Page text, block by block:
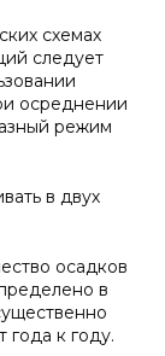
схемах
следует
осреднении
режим
в двух
осадков
в
года к году.